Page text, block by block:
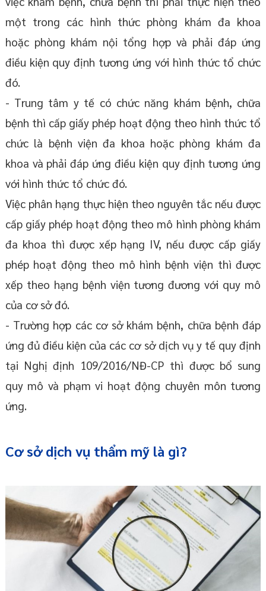
một trong các hình thức phòng khám đa khoa
hoặc phòng khám nội tổng hợp và phải đáp ứng
điều kiện quy định tương ứng với hình thức tổ chức
đó.
- Trung tâm y tế có chức năng khám bệnh, chữa
bệnh thì cấp giấy phép hoạt động theo hình thức tổ
chức là bệnh viện đa khoa hoặc phòng khám đa
khoa và phải đáp ứng điều kiện quy định tương ứng
với hình thức tổ chức đó.
Việc phân hạng thực hiện theo nguyên tắc nếu được
cấp giấy phép hoạt động theo mô hình phòng khám
đa khoa thì được xếp hạng IV, nếu được cấp giấy
phép hoạt động theo mô hình bệnh viện thì được
xếp theo hạng bệnh viện tương đương với quy mô
của cơ sở đó.
- Trường hợp các cơ sở khám bệnh, chữa bệnh đáp
ứng đủ điều kiện của các cơ sở dịch vụ y tế quy định
tại Nghị định 109/2016/NĐ-CP thì được bổ sung
quy mô và phạm vi hoạt động chuyên môn tương
ứng.
Cơ sở dịch vụ thẩm mỹ là gì?